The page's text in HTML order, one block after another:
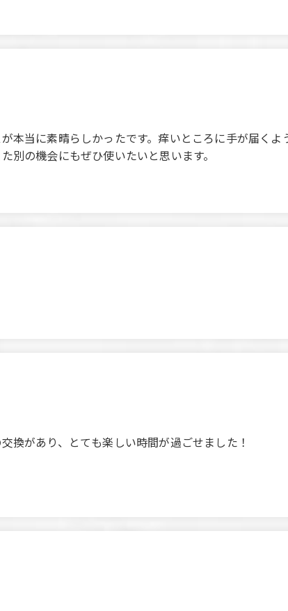
本当に素晴らしかったです。痒いところに手が届く
別の機会にもぜひ使いたいと思います。
換があり、とても楽しい時間が過ごせました！
and promptly changing our drinks,